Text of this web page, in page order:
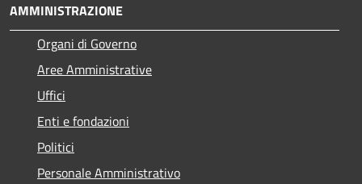
AMMINISTRAZIONE
Organi di Governo
Aree Amministrative
Uffici
Enti e fondazioni
Politici
Personale Amministrativo